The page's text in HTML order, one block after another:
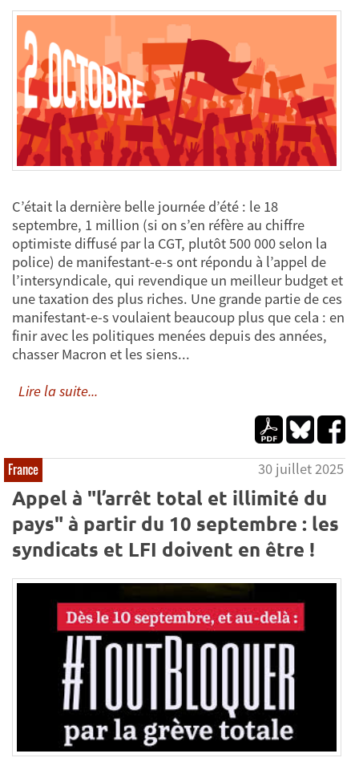
C’était la dernière belle journée d’été : le 18
septembre, 1 million (si on s’en réfère au chiffre
optimiste diffusé par la CGT, plutôt 500 000 selon la
police) de manifestant-e-s ont répondu à l’appel de
l’intersyndicale, qui revendique un meilleur budget et
une taxation des plus riches. Une grande partie de ces
manifestant-e-s voulaient beaucoup plus que cela : en
finir avec les politiques menées depuis des années,
chasser Macron et les siens...
Lire la suite...
France 30 juillet 2025
Appel à "l’arrêt total et illimité du
pays" à partir du 10 septembre : les
syndicats et LFI doivent en être !